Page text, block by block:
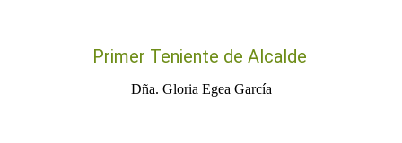
Primer Teniente de Alcalde
Dña. Gloria Egea García